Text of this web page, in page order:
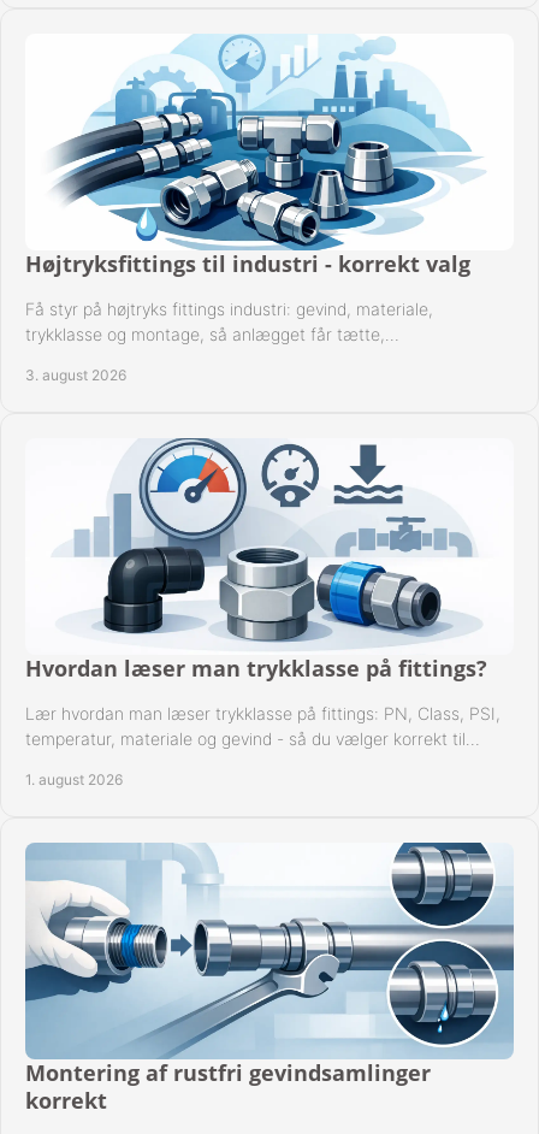
Højtryksfittings til industri - korrekt valg
Få styr på højtryks fittings industri: gevind, materiale,
trykklasse og montage, så anlægget får tætte,
3. august 2026
Hvordan læser man trykklasse på fittings?
Lær hvordan man læser trykklasse på fittings: PN, Class, PSI,
temperatur, materiale og gevind - så du vælger korrekt til
1. august 2026
Montering af rustfri gevindsamlinger
korrekt